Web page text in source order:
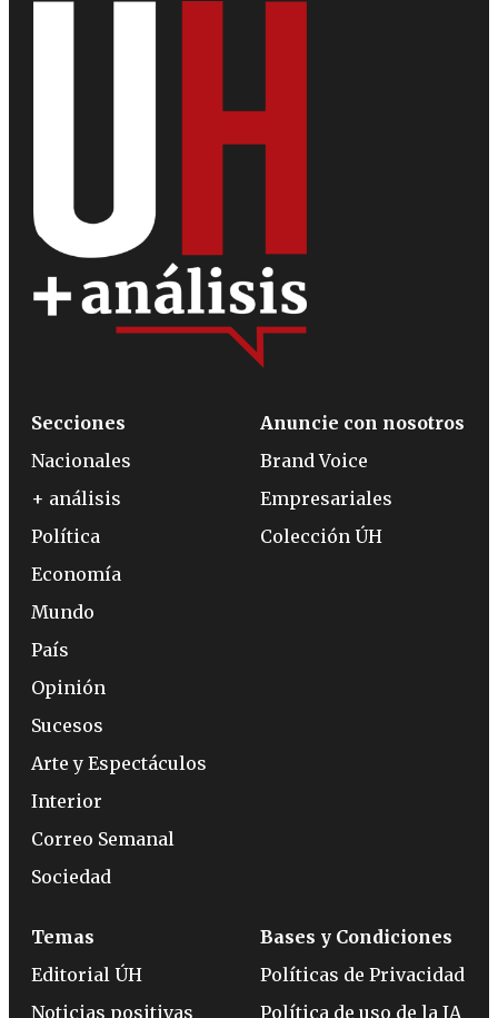
Secciones
Nacionales
+ análisis
Política
Economía
Mundo
País
Opinión
Sucesos
Arte y Espectáculos
Interior
Correo Semanal
Sociedad
Anuncie con nosotros
Brand Voice
Empresariales
Colección ÚH
Temas
Editorial ÚH
Noticias positivas
Bases y Condiciones
Políticas de Privacidad
Política de uso de la IA